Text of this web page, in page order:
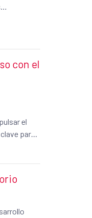
con el
el
para
enfoque